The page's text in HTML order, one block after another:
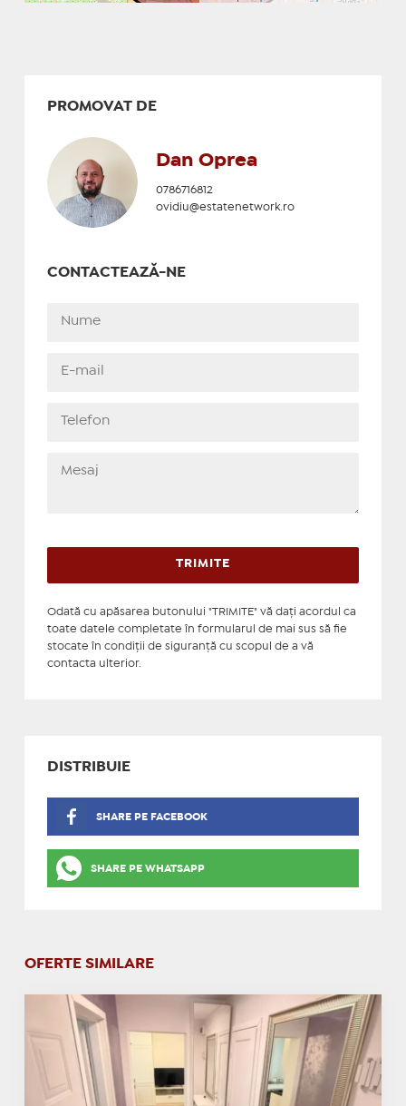
PROMOVAT DE
Dan Oprea
0786716812
ovidiu@estatenetwork.ro
CONTACTEAZĂ-NE
Odată cu apăsarea butonului "TRIMITE" vă daţi acordul ca
toate datele completate în formularul de mai sus să fie
stocate în condiţii de siguranţă cu scopul de a vă
contacta ulterior.
DISTRIBUIE
SHARE PE FACEBOOK
SHARE PE WHATSAPP
OFERTE SIMILARE